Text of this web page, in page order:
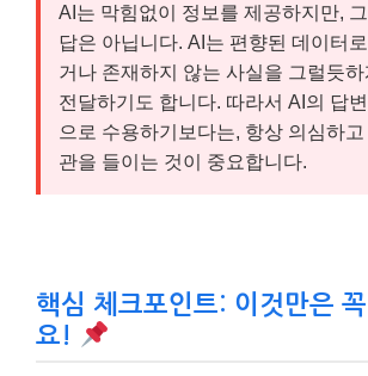
AI는 막힘없이 정보를 제공하지만,
답은 아닙니다. AI는 편향된 데이터
거나 존재하지 않는 사실을 그럴듯하
전달하기도 합니다. 따라서 AI의 답
으로 수용하기보다는, 항상 의심하
관을 들이는 것이 중요합니다.
핵심 체크포인트: 이것만은 꼭
요!